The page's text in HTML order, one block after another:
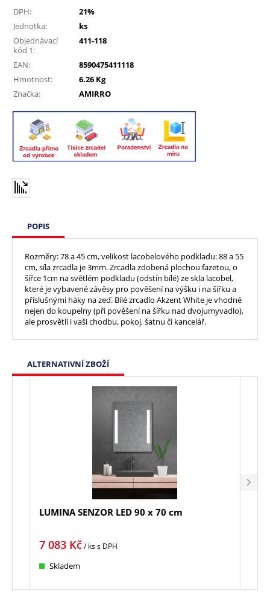
DPH:
21%
Jednotka:
ks
Objednávací
kód 1:
411-118
EAN:
8590475411118
Hmotnost:
6.26 Kg
Značka:
AMIRRO
POPIS
Rozměry: 78 a 45 cm, velikost lacobelového podkladu: 88 a 55
cm, síla zrcadla je 3mm. Zrcadla zdobená plochou fazetou, o
šířce 1cm na světlém podkladu (odstín bílé) ze skla lacobel,
které je vybavené závěsy pro pověšení na výšku i na šířku a
příslušnými háky na zeď. Bílé zrcadlo Akzent White je vhodné
nejen do koupelny (při pověšení na šířku nad dvojumyvadlo),
ale prosvětlí i vaši chodbu, pokoj, šatnu či kancelář.
ALTERNATIVNÍ ZBOŽÍ
LUMINA SENZOR LED 90 x 70 cm
7 083 Kč/ kss DPH
Skladem